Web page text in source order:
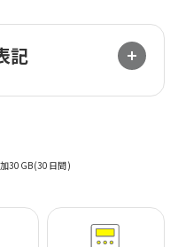
記
30GB(30日間)